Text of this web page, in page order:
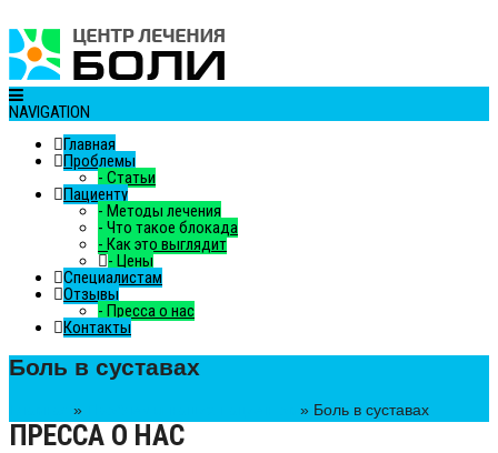
NAVIGATION
Главная
Проблемы
- Статьи
Пациенту
- Методы лечения
- Что такое блокада
- Как это выглядит
- Цены
Специалистам
Отзывы
- Пресса о нас
Контакты
Боль в суставах
» » Боль в суставах
ПРЕССА О НАС